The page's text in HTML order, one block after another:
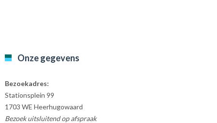
Onze gegevens
Bezoekadres:
Stationsplein 99
1703 WE Heerhugowaard
Bezoek uitsluitend op afspraak